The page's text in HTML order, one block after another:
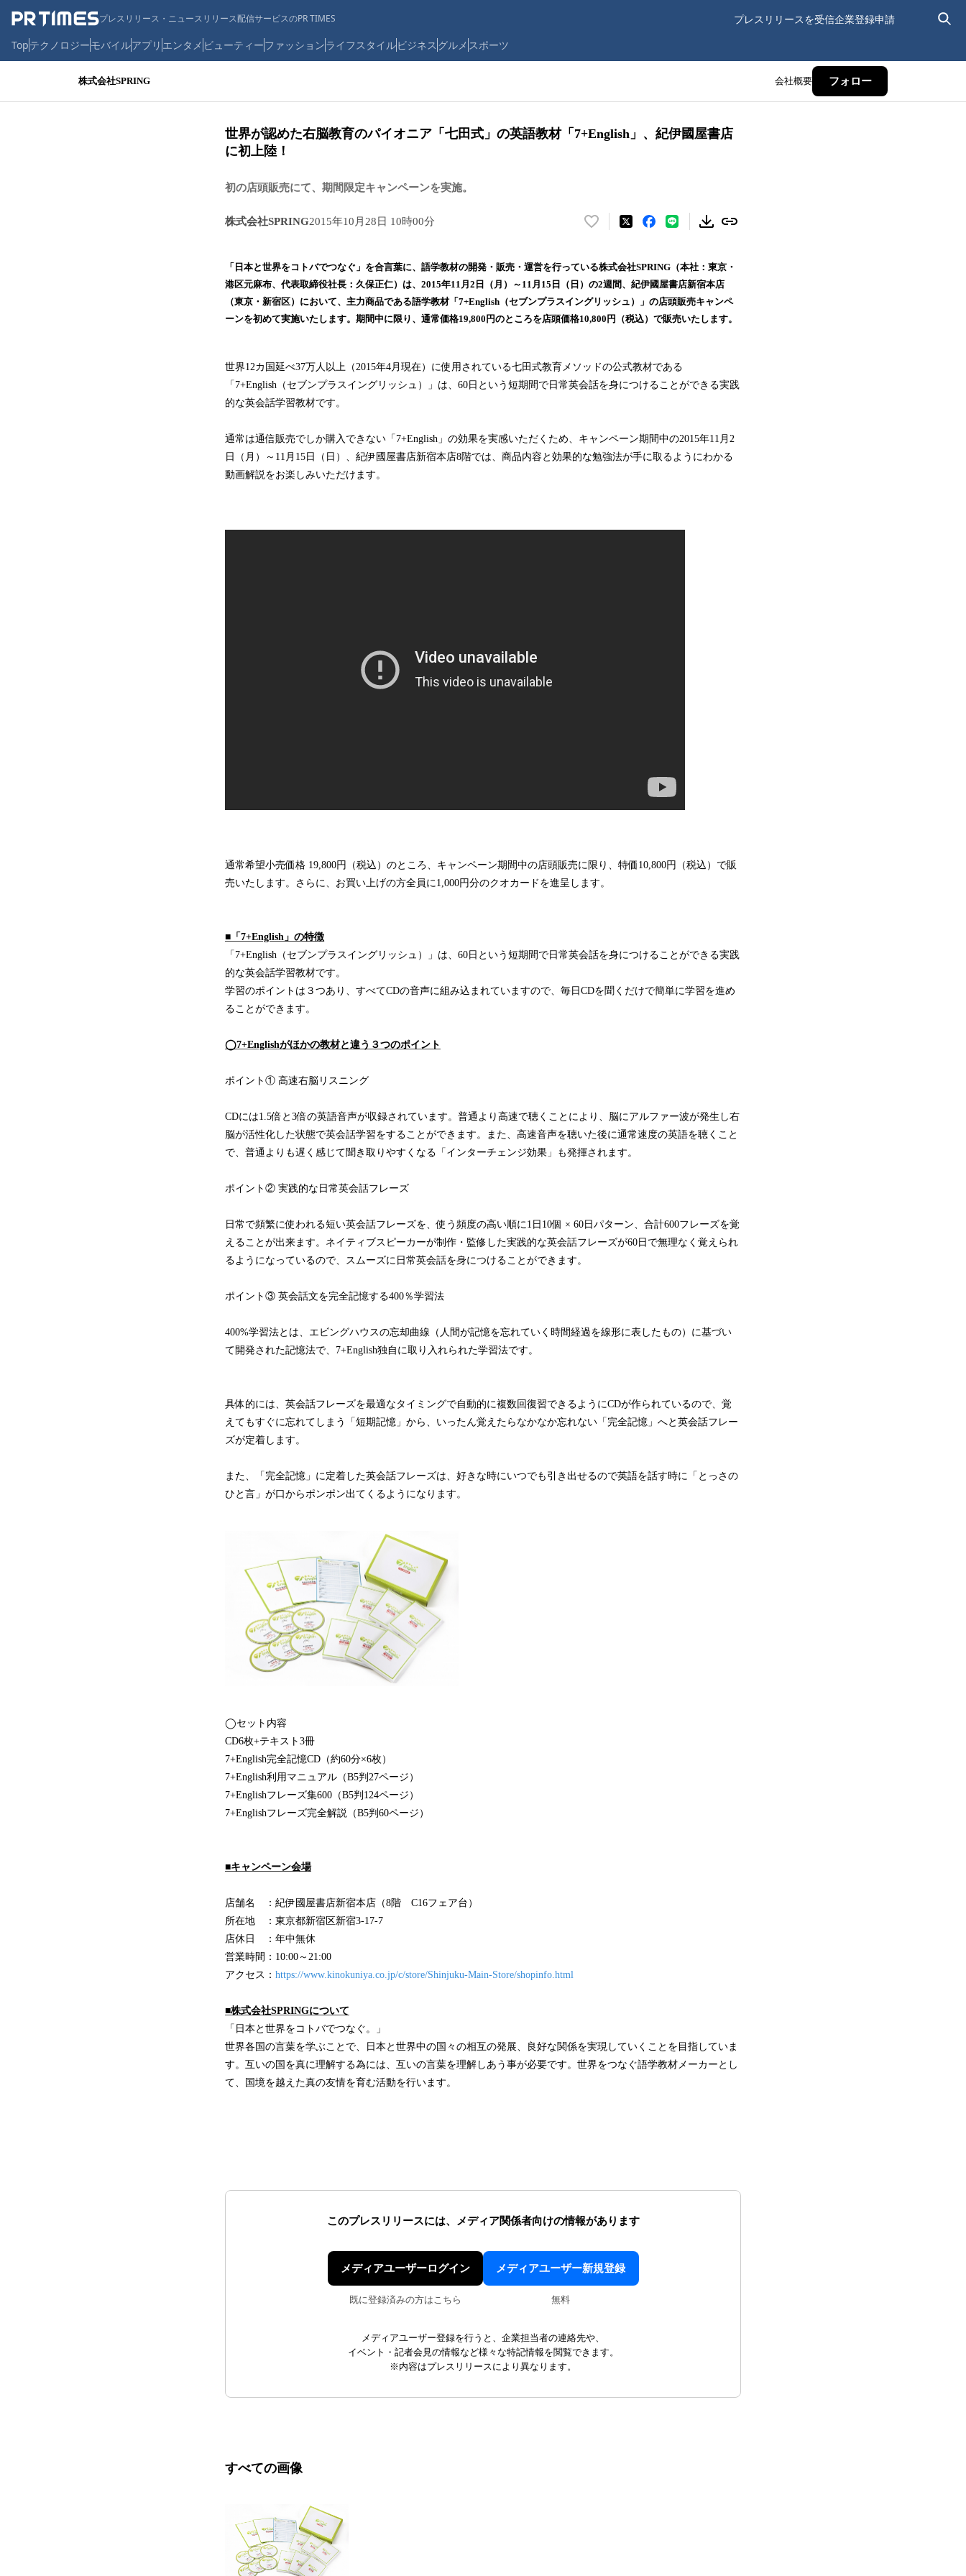
プレスリリース・ニュースリリース配信サービスのPR TIMES プレスリリースを受信企業登録申請
Topテクノロジーモバイルアプリ エンタメ ビューティーファッションライフスタイルビジネス グルメ スポーツ
株式会社SPRING 会社概要 フォロー
世界が認めた右脳教育のパイオニア「七田式」の英語教材「7+English」、紀伊國屋書店
に初上陸！
初の店頭販売にて、期間限定キャンペーンを実施。
株式会社SPRING2015年10月28日 10時00分
い
！
数
を
読
み
中
「日本と世界をコトバでつなぐ」を合言葉に、語学教材の開発・販売・運営を行っている株式会社SPRING（本社：東京・
港区元麻布、代表取締役社長：久保正仁）は、2015年11月2日（月）～11月15日（日）の2週間、紀伊國屋書店新宿本店
（東京・新宿区）において、主力商品である語学教材「7+English（セブンプラスイングリッシュ）」の店頭販売キャンペ
ーンを初めて実施いたします。期間中に限り、通常価格19,800円のところを店頭価格10,800円（税込）で販売いたします。
世界12カ国延べ37万人以上（2015年4月現在）に使用されている七田式教育メソッドの公式教材である
「7+English（セブンプラスイングリッシュ）」は、60日という短期間で日常英会話を身につけることができる実践
的な英会話学習教材です。
通常は通信販売でしか購入できない「7+English」の効果を実感いただくため、キャンペーン期間中の2015年11月2
日（月）～11月15日（日）、紀伊國屋書店新宿本店8階では、商品内容と効果的な勉強法が手に取るようにわかる
動画解説をお楽しみいただけます。
通常希望小売価格 19,800円（税込）のところ、キャンペーン期間中の店頭販売に限り、特価10,800円（税込）で販
売いたします。さらに、お買い上げの方全員に1,000円分のクオカードを進呈します。
■「7+English」の特徴
「7+English（セブンプラスイングリッシュ）」は、60日という短期間で日常英会話を身につけることができる実践
的な英会話学習教材です。
学習のポイントは３つあり、すべてCDの音声に組み込まれていますので、毎日CDを聞くだけで簡単に学習を進め
ることができます。
◯7+Englishがほかの教材と違う３つのポイント
ポイント① 高速右脳リスニング
CDには1.5倍と3倍の英語音声が収録されています。普通より高速で聴くことにより、脳にアルファー波が発生し右
脳が活性化した状態で英会話学習をすることができます。また、高速音声を聴いた後に通常速度の英語を聴くこと
で、普通よりも遅く感じて聞き取りやすくなる「インターチェンジ効果」も発揮されます。
ポイント② 実践的な日常英会話フレーズ
日常で頻繁に使われる短い英会話フレーズを、使う頻度の高い順に1日10個 × 60日パターン、合計600フレーズを覚
えることが出来ます。ネイティブスピーカーが制作・監修した実践的な英会話フレーズが60日で無理なく覚えられ
るようになっているので、スムーズに日常英会話を身につけることができます。
ポイント③ 英会話文を完全記憶する400％学習法
400%学習法とは、エビングハウスの忘却曲線（人間が記憶を忘れていく時間経過を線形に表したもの）に基づい
て開発された記憶法で、7+English独自に取り入れられた学習法です。
具体的には、英会話フレーズを最適なタイミングで自動的に複数回復習できるようにCDが作られているので、覚
えてもすぐに忘れてしまう「短期記憶」から、いったん覚えたらなかなか忘れない「完全記憶」へと英会話フレー
ズが定着します。
また、「完全記憶」に定着した英会話フレーズは、好きな時にいつでも引き出せるので英語を話す時に「とっさの
ひと言」が口からポンポン出てくるようになります。
◯セット内容
CD6枚+テキスト3冊
7+English完全記憶CD（約60分×6枚）
7+English利用マニュアル（B5判27ページ）
7+Englishフレーズ集600（B5判124ページ）
7+Englishフレーズ完全解説（B5判60ページ）
■キャンペーン会場
店舗名 ：紀伊國屋書店新宿本店（8階 C16フェア台）
所在地 ：東京都新宿区新宿3-17-7
店休日 ：年中無休
営業時間：10:00～21:00
アクセス： https://www.kinokuniya.co.jp/c/store/Shinjuku-Main-Store/shopinfo.html
■株式会社SPRINGについて
「日本と世界をコトバでつなぐ。」
世界各国の言葉を学ぶことで、日本と世界中の国々の相互の発展、良好な関係を実現していくことを目指していま
す。互いの国を真に理解する為には、互いの言葉を理解しあう事が必要です。世界をつなぐ語学教材メーカーとし
て、国境を越えた真の友情を育む活動を行います。
このプレスリリースには、 メディア関係者向けの情報があります
メディアユーザーログイン
既に登録済みの方はこちら
メディアユーザー新規登録
無料
メディアユーザー登録を行うと、企業担当者の連絡先や、
イベント・記者会見の情報など様々な特記情報を閲覧できます。
※内容はプレスリリースにより異なります。
すべての画像